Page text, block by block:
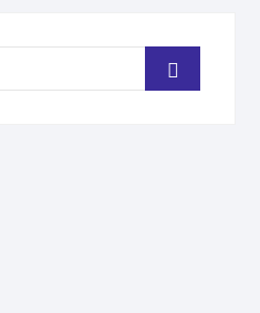
Search